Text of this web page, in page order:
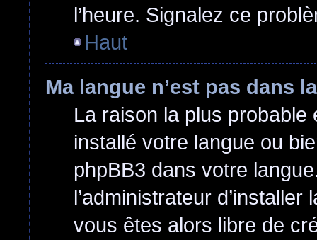
l’heure. Signalez ce
Haut
Ma langue n’est pas dans
La raison la plus probable
installé votre langue ou
phpBB3 dans votre
l’administrateur
vous êtes alors libre de